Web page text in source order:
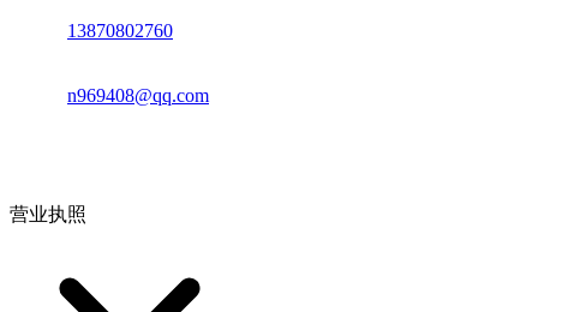
13870802760
n969408@qq.com
营业执照